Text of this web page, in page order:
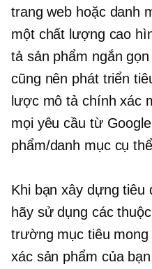
trang web hoặc danh
một chất lượng cao
tả sản phẩm ngắn
cũng nên phát triển
lược mô tả chính xác
mọi yêu cầu từ
phẩm/danh mục cụ
Khi bạn xây dựng tiêu
hãy sử dụng các
trường mục tiêu
xác sản phẩm của